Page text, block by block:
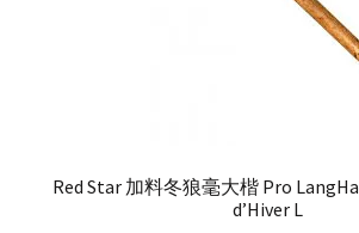
Red Star 加料冬狼毫大楷 Pro
d’Hiver L